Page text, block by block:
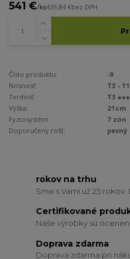
541 €/ks439,84 €bez DPH
Číslo produktu:
-9
Nosnosť:
T3 -
Tvrdosť:
T3
Výška:
21cm
Fyziosystém:
7 zón
Doporučený rošt:
pevný
rokov na trhu
Sme s Vami už 25 rokov.
Certifikované
Naše výrobky sú
Doprava zdarma
Doprava zdarma pri